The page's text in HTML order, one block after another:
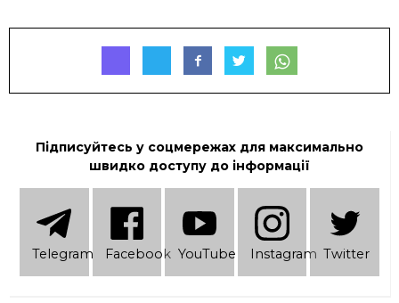
Підписуйтесь у соцмережах для максимально
швидко доступу до інформації
Telеgram Facebook YouTube Instagram Twitter